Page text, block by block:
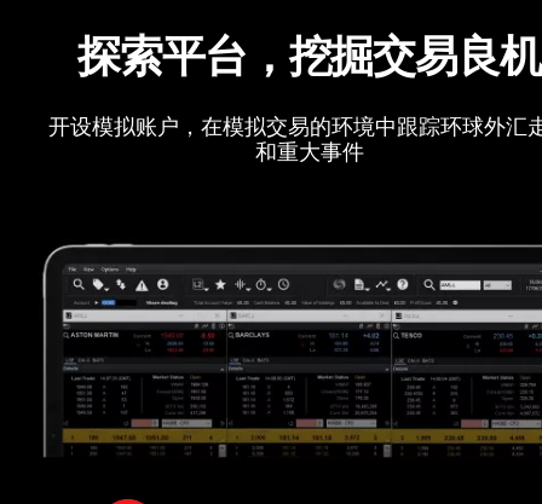
探索平台，挖掘交易良机
开设模拟账户，在模拟交易的环境中跟踪环球外汇
和重大事件